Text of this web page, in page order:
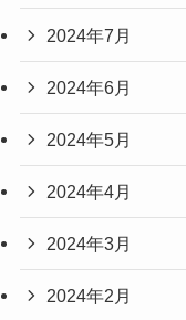
2024年7月
2024年6月
2024年5月
2024年4月
2024年3月
2024年2月